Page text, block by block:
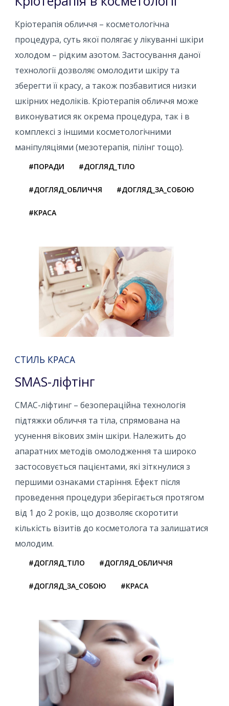
Кріотерапія обличчя – косметологічна
процедура, суть якої полягає у лікуванні шкіри
холодом – рідким азотом. Застосування даної
технології дозволяє омолодити шкіру та
зберегти її красу, а також позбавитися низки
шкірних недоліків. Кріотерапія обличчя може
виконуватися як окрема процедура, так і в
комплексі з іншими косметологічними
маніпуляціями (мезотерапія, пілінг тощо).
#ПОРАДИ #ДОГЛЯД_ТІЛО
#ДОГЛЯД_ОБЛИЧЧЯ #ДОГЛЯД_ЗА_СОБОЮ
#КРАСА
СТИЛЬ КРАСА
SMAS-ліфтінг
СМАС-ліфтинг – безопераційна технологія
підтяжки обличчя та тіла, спрямована на
усунення вікових змін шкіри. Належить до
апаратних методів омолодження та широко
застосовується пацієнтами, які зіткнулися з
першими ознаками старіння. Ефект після
проведення процедури зберігається протягом
від 1 до 2 років, що дозволяє скоротити
кількість візитів до косметолога та залишатися
молодим.
#ДОГЛЯД_ТІЛО #ДОГЛЯД_ОБЛИЧЧЯ
#ДОГЛЯД_ЗА_СОБОЮ #КРАСА